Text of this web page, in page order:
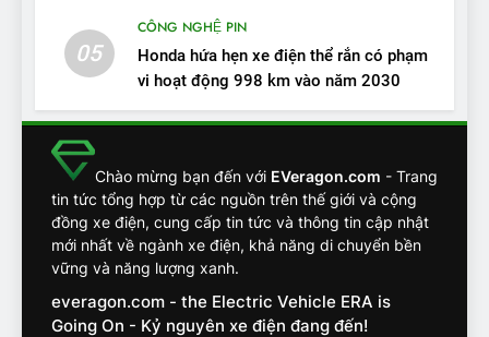
ĐÁNH GIÁ XE
Chuyên gia tiết lộ bài test
đối về an toàn trên VinFast
VF8
ĐÁNH GIÁ XE
14
VinFast VF7 đang bỏ xa
như thế nào?
ĐÁNH GIÁ XE
05
CÔNG NGHỆ PIN
Honda hứa hẹn xe điện thể rắn có phạm
vi hoạt động 998 km vào năm 2030
Chào mừng bạn đến với EVeragon.com - Trang
tin tức tổng hợp từ các nguồn trên thế giới và cộng
đồng xe điện, cung cấp tin tức và thông tin cập nhật
mới nhất về ngành xe điện, khả năng di chuyển bền
vững và năng lượng xanh.
everagon.com - the Electric Vehicle ERA is
Going On - Kỷ nguyên xe điện đang đến!